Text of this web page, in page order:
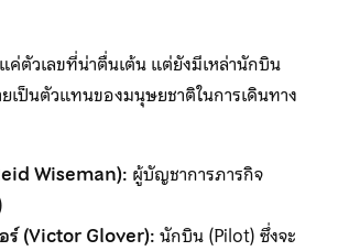
ค่ตัวเลขที่น่าตื่นเต้น แต่ยังมีเหล่านักบิน
เป็นตัวแทนของมนุษยชาติในการเดินทาง
Wiseman): ผู้บัญชาการภารกิจ
ร์ (Victor Glover):นักบิน (Pilot) ซึ่งจะ